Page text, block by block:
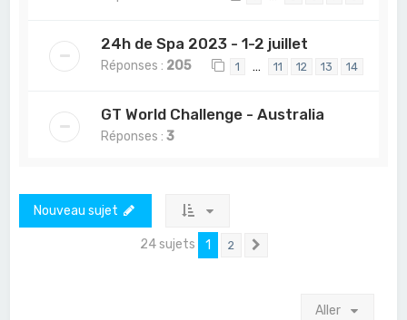
24h de Spa 2023 - 1-2 juillet
Réponses : 205 1 … 11 12 13 14
GT World Challenge - Australia
Réponses :3
Nouveau sujet
24 sujets 1 2
Aller